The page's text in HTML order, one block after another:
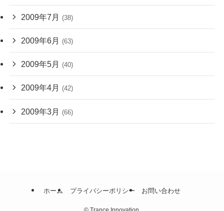
2009年7月 (38)
2009年6月 (63)
2009年5月 (40)
2009年4月 (42)
2009年3月 (66)
ホーム プライバシーポリシー お問い合わせ